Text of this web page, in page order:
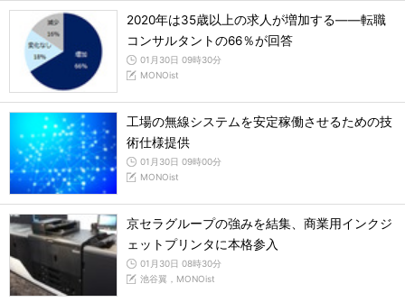
2020年は35歳以上の求人が増加する――転職
コンサルタントの66％が回答
01月30日 09時30分
MONOist
工場の無線システムを安定稼働させるための技
術仕様提供
01月30日 09時00分
MONOist
京セラグループの強みを結集、商業用インクジ
ェットプリンタに本格参入
01月30日 08時30分
池谷翼，MONOist